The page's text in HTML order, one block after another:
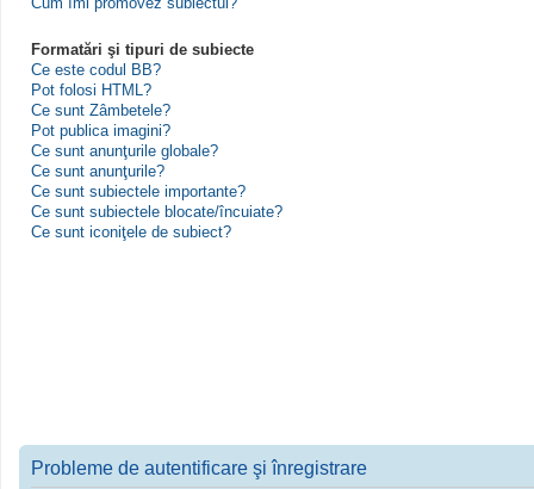
Formatări şi tipuri de subiecte
Ce este codul BB?
Pot folosi HTML?
Ce sunt Zâmbetele?
Pot publica imagini?
Ce sunt anunţurile globale?
Ce sunt anunţurile?
Ce sunt subiectele importante?
Ce sunt subiectele blocate/încuiate?
Ce sunt iconiţele de subiect?
Probleme de autentificare şi înregistrare